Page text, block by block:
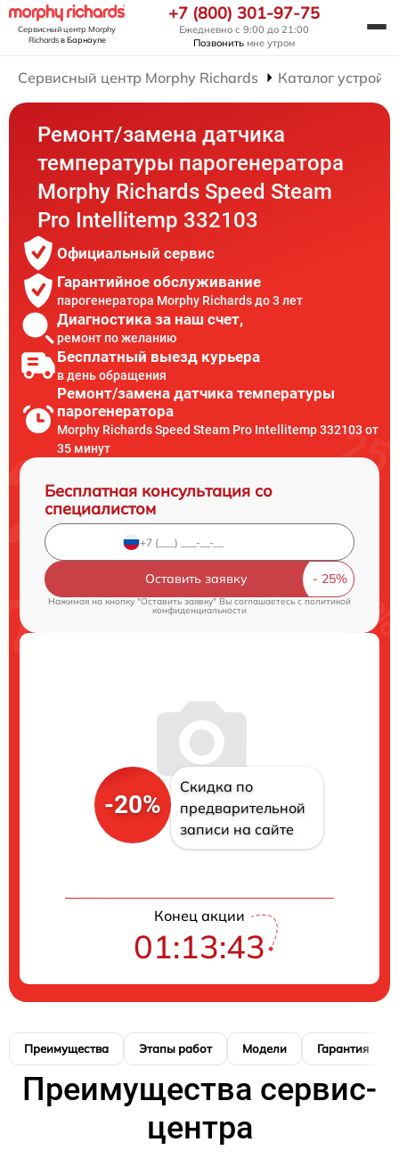
Сервисный центр Morphy
Richardsв Барнауле
+7 (800) 301-97-75
Ежедневно с 9:00 до 21:00
Позвонить мне утром
Сервисный центр Morphy Richards Каталог
Ремонт/замена датчика
температуры парогенератора
Morphy Richards Speed Steam
Pro Intellitemp 332103
Официальный сервис
Гарантийное обслуживание
парогенератора Morphy Richards до 3 лет
Диагностика за наш счет,
ремонт по желанию
Бесплатный выезд курьера
в день обращения
Ремонт/замена датчика температуры
парогенератора
Morphy Richards Speed Steam Pro Intellitemp 332103 от
35 минут
Бесплатная консультация со
специалистом
Оставить заявку
Нажимая на кнопку "Оставить заявку" Вы соглашаетесь cполитикой
конфиденциальности
-20%
Скидка по
предварительной
записи на сайте
Конец акции
01:13:42
Преимущества Этапы работ Модели Гарантия
Преимущества сервис-
центра